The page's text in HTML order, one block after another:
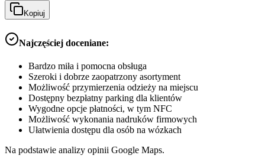
Kopiuj
Najczęściej doceniane:
Bardzo miła i pomocna obsługa
Szeroki i dobrze zaopatrzony asortyment
Możliwość przymierzenia odzieży na miejscu
Dostępny bezpłatny parking dla klientów
Wygodne opcje płatności, w tym NFC
Możliwość wykonania nadruków firmowych
Ułatwienia dostępu dla osób na wózkach
Na podstawie analizy opinii Google Maps.